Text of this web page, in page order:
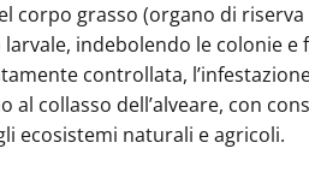
corpo grasso (organo di riserva
indebolendo le colonie e
controllata,
collasso dell’alveare, con
ecosistemi naturali e agricoli.